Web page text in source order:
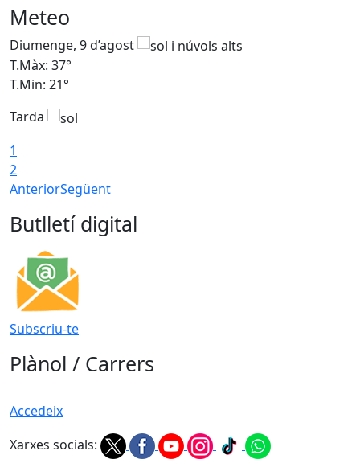
Meteo
Diumenge, 9 d’agost
T.Màx: 37°
T.Min: 21°
Tarda
1
2
AnteriorSegüent
Butlletí digital
Subscriu-te
Plànol / Carrers
Accedeix
Xarxes socials: